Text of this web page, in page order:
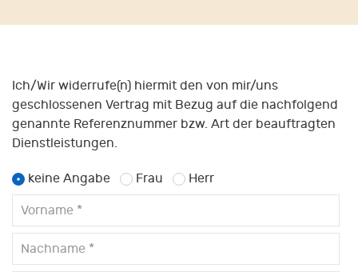
Ich/Wir widerrufe(n) hiermit den von mir/uns
geschlossenen Vertrag mit Bezug auf die nachfolgend
genannte Referenznummer bzw. Art der beauftragten
Dienstleistungen.
keine Angabe Frau Herr